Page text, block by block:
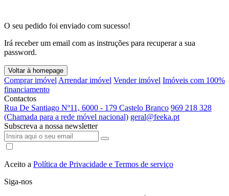
O seu pedido foi enviado com sucesso!
Irá receber um email com as instruções para recuperar a sua
password.
Voltar à homepage
Comprar imóvel Arrendar imóvel Vender imóvel Imóveis com 100%
financiamento
Contactos
Rua De Santiago Nº11, 6000 - 179 Castelo Branco 969 218 328
(Chamada para a rede móvel nacional) geral@feeka.pt
Subscreva a nossa newsletter
Aceito a Política de Privacidade e Termos de serviço
Siga-nos